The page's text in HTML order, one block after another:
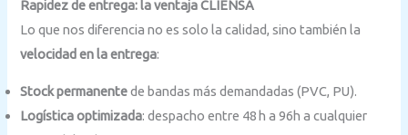
Rapidez de entrega: la ventaja CLIENSA
Lo que nos diferencia no es solo la calidad, sino también la
velocidad en la entrega:
Stock permanentede bandas más demandadas (PVC, PU).
Logística optimizada: despacho entre 48 h a 96h a cualquier